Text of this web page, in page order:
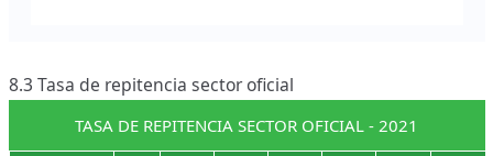
8.3 Tasa de repitencia sector oficial
TASA DE REPITENCIA SECTOR OFICIAL - 2021